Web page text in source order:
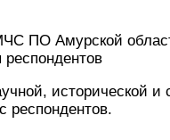
ПО Амурской
исторической и
респондентов.